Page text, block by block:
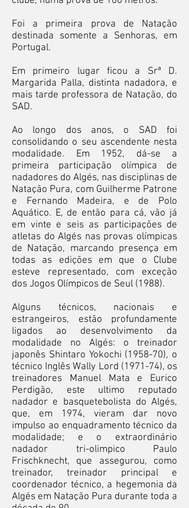
Foi a primeira prova de Natação
destinada somente a Senhoras, em
Portugal.
Em primeiro lugar ficou a Srª D.
Margarida Palla, distinta nadadora, e
mais tarde professora de Natação, do
SAD.
Ao longo dos anos, o SAD foi
consolidando o seu ascendente nesta
modalidade. Em 1952, dá-se a
primeira participação olímpica de
nadadores do Algés, nas disciplinas de
Natação Pura, com Guilherme Patrone
e Fernando Madeira, e de Polo
Aquático. E, de então para cá, vão já
em vinte e seis as participações de
atletas do Algés nas provas olímpicas
de Natação, marcando presença em
todas as edições em que o Clube
esteve representado, com exceção
dos Jogos Olímpicos de Seul (1988).
Alguns técnicos, nacionais e
estrangeiros, estão profundamente
ligados ao desenvolvimento da
modalidade no Algés: o treinador
japonês Shintaro Yokochi (1958-70), o
técnico Inglês Wally Lord (1971-74), os
treinadores Manuel Mata e Eurico
Perdigão, este ultimo reputado
nadador e basquetebolista do Algés,
que, em 1974, vieram dar novo
impulso ao enquadramento técnico da
modalidade; e o extraordinário
nadador tri-olimpico Paulo
Frischknecht, que assegurou, como
treinador, treinador principal e
coordenador técnico, a hegemonia da
Algés em Natação Pura durante toda a